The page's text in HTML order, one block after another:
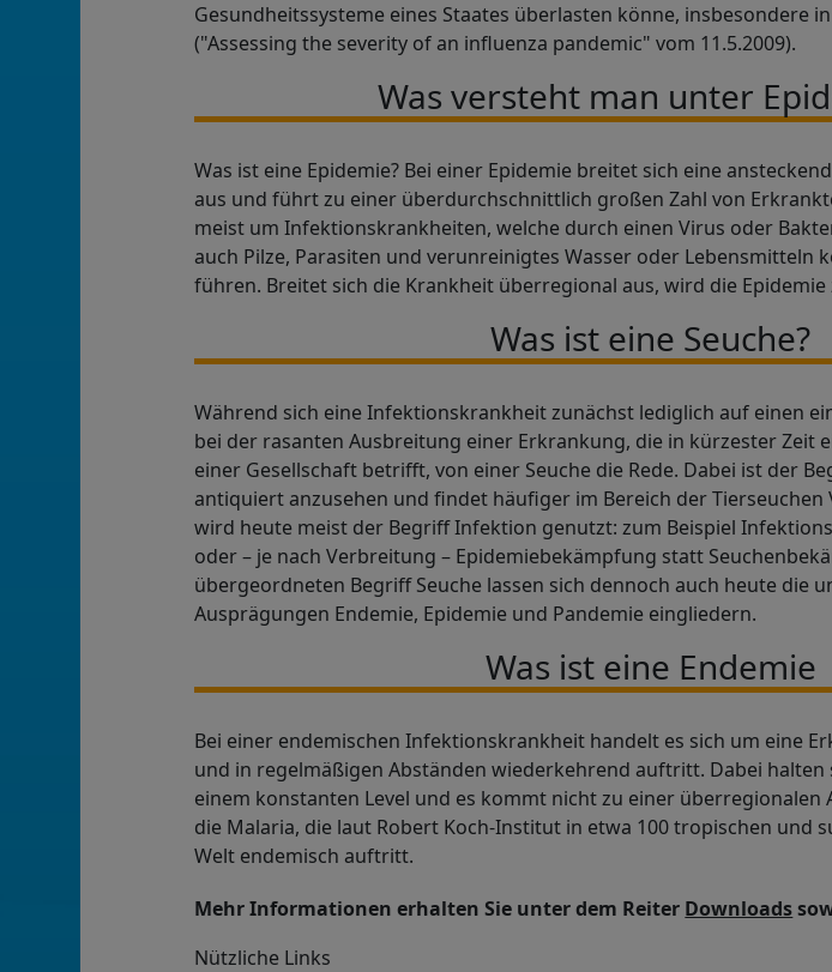
Gesundheitssysteme eines Staates überlasten könne, insbesondere
("Assessing the severity of an influenza pandemic" vom 11.5.2009).
Was versteht man unter
Was ist eine Epidemie? Bei einer Epidemie breitet sich eine
aus und führt zu einer überdurchschnittlich großen Zahl von
meist um Infektionskrankheiten, welche durch einen Virus oder
auch Pilze, Parasiten und verunreinigtes Wasser oder Lebensmitteln
führen. Breitet sich die Krankheit überregional aus, wird die Epidemie
Was ist eine Seuche?
Während sich eine Infektionskrankheit zunächst lediglich auf einen
bei der rasanten Ausbreitung einer Erkrankung, die in kürzester Zeit
einer Gesellschaft betrifft, von einer Seuche die Rede. Dabei ist der
antiquiert anzusehen und findet häufiger im Bereich der Tierseuchen
wird heute meist der Begriff Infektion genutzt: zum Beispiel
oder – je nach Verbreitung – Epidemiebekämpfung statt
übergeordneten Begriff Seuche lassen sich dennoch auch heute die
Ausprägungen Endemie, Epidemie und Pandemie eingliedern.
Was ist eine Endemie
Bei einer endemischen Infektionskrankheit handelt es sich um eine
und in regelmäßigen Abständen wiederkehrend auftritt. Dabei
einem konstanten Level und es kommt nicht zu einer überregionalen
die Malaria, die laut Robert Koch-Institut in etwa 100 tropischen und
Welt endemisch auftritt.
Mehr Informationen erhalten Sie unter dem Reiter Downloads
Nützliche Links